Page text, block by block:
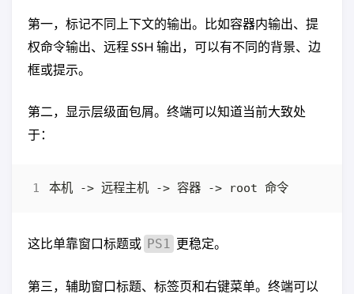
第一，标记不同上下文的输出。比如容器内输出、提
权命令输出、远程 SSH 输出，可以有不同的背景、边
框或提示。
第二，显示层级面包屑。终端可以知道当前大致处
于：
这比单靠窗口标题或 PS1 更稳定。
第三，辅助窗口标题、标签页和右键菜单。终端可以